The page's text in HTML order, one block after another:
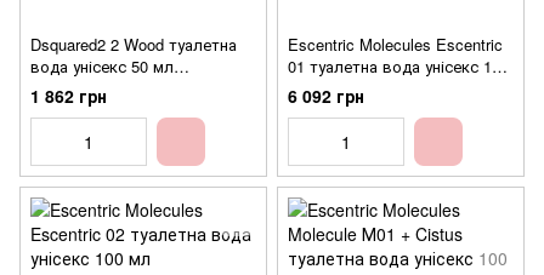
Dsquared2 2 Wood туалетна
вода унісекс 50 мл
(8011003864287)
1 862 грн
Escentric Molecules Escentric
01 туалетна вода унісекс 100
мл (5060103310012)
6 092 грн